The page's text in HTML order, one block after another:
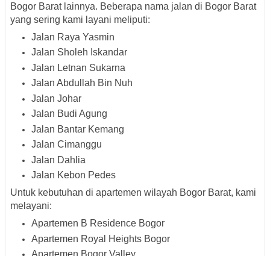
Bogor Baratlainnya. Beberapa nama jalan di Bogor Barat
yang sering kami layani meliputi:
Jalan Raya Yasmin
Jalan Sholeh Iskandar
Jalan Letnan Sukarna
Jalan Abdullah Bin Nuh
Jalan Johar
Jalan Budi Agung
Jalan Bantar Kemang
Jalan Cimanggu
Jalan Dahlia
Jalan Kebon Pedes
Untuk kebutuhan di apartemen wilayah Bogor Barat, kami
melayani:
Apartemen B Residence Bogor
Apartemen Royal Heights Bogor